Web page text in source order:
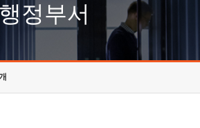
호
기
정부서